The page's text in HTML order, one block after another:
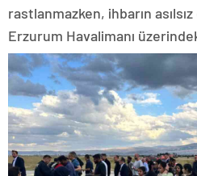
rastlanmazken, ihbarın
Erzurum Havalimanı